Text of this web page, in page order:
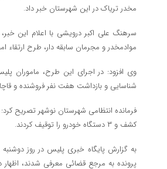
مخدر تریاک در این شهرستان خبر داد.
سرهنگ علی اکبر درویشی با اعلام این خبر،
موادمخدر و مجرمان سابقه دار، طرح ارتقاء
وی افزود: در اجرای این طرح، ماموران
شناسایی و بازداشت هفت نفر فروشنده و
کشف و ۳ دستگاه خودرو را توقیف کردند.
به گزارش پایگاه خبری پلیس در روز
پرونده به مرجع قضائی معرفی شدند،